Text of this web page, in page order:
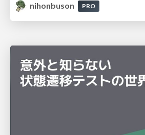
nihonbuson
PRO